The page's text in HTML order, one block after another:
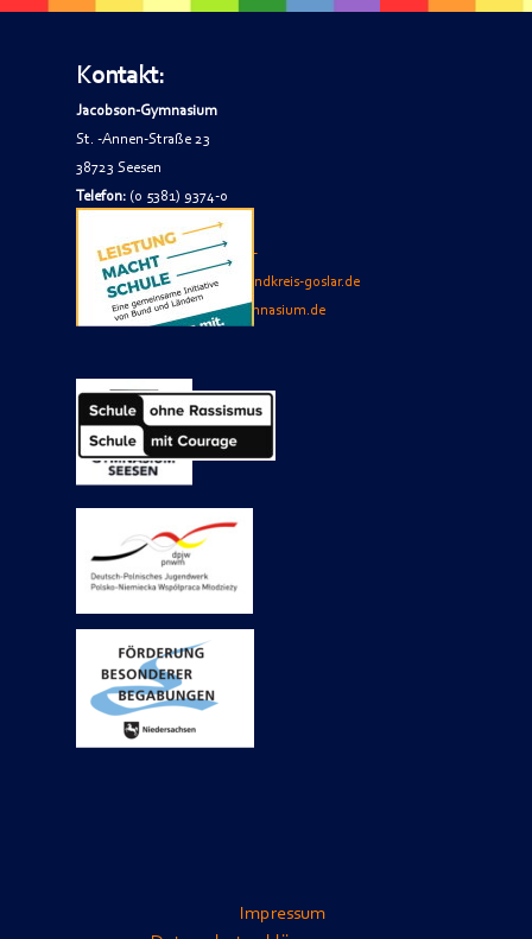
Kontakt:
Jacobson-Gymnasium
St. -Annen-Straße 23
38723 Seesen
Telefon: (0 5381) 9374-0
(0 5381) 9374-74
E-Mail Sekretariat: jacobson-
gymnasium.sekretariat(at)landkreis-goslar.de
Internet: www.jacobson-gymnasium.de
Impressum